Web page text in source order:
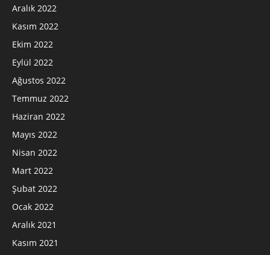
Aralık 2022
Kasım 2022
Ekim 2022
Eylül 2022
Ağustos 2022
Temmuz 2022
Haziran 2022
Mayıs 2022
Nisan 2022
Mart 2022
Şubat 2022
Ocak 2022
Aralık 2021
Kasım 2021